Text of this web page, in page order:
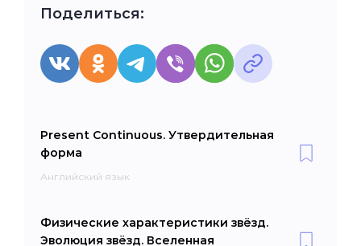
Поделиться:
Present Continuous. Утвердительная
форма
Английский язык
Физические характеристики звёзд.
Эволюция звёзд. Вселенная